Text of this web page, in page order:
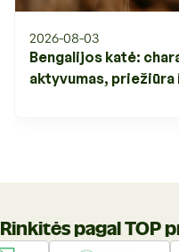
2026-08-03
Bengalijos katė:
aktyvumas, priežiūra
Rinkitės pagal TOP